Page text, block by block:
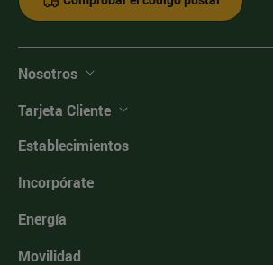
Nosotros
Tarjeta Cliente
Establecimientos
Incorpórate
Energía
Movilidad